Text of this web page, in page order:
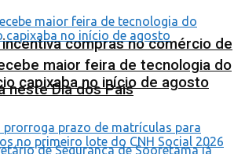
compras no comércio de
neste Dia dos Pais
maior feira de tecnologia do
capixaba no início de agosto